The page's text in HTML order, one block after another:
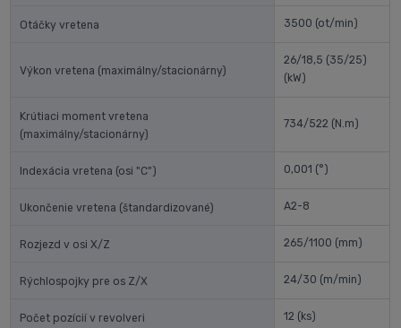
Otáčky vretena 3500 (ot/min)
Výkon vretena (maximálny/stacionárny)
26/18,5 (35/25)
(kW)
Krútiaci moment vretena
(maximálny/stacionárny)
734/522 (N.m)
Indexácia vretena (osi "C") 0,001 (°)
Ukončenie vretena (štandardizované) A2-8
Rozjezd v osi X/Z 265/1100 (mm)
Rýchlospojky pre os Z/X 24/30 (m/min)
Počet pozícií v revolveri 12 (ks)